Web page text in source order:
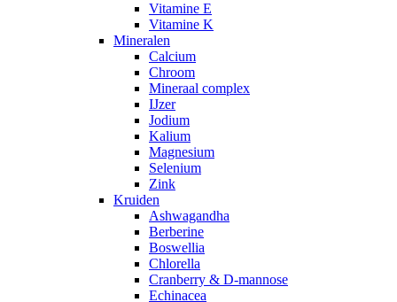
Vitamine E
Vitamine K
Mineralen
Calcium
Chroom
Mineraal complex
IJzer
Jodium
Kalium
Magnesium
Selenium
Zink
Kruiden
Ashwagandha
Berberine
Boswellia
Chlorella
Cranberry & D-mannose
Echinacea